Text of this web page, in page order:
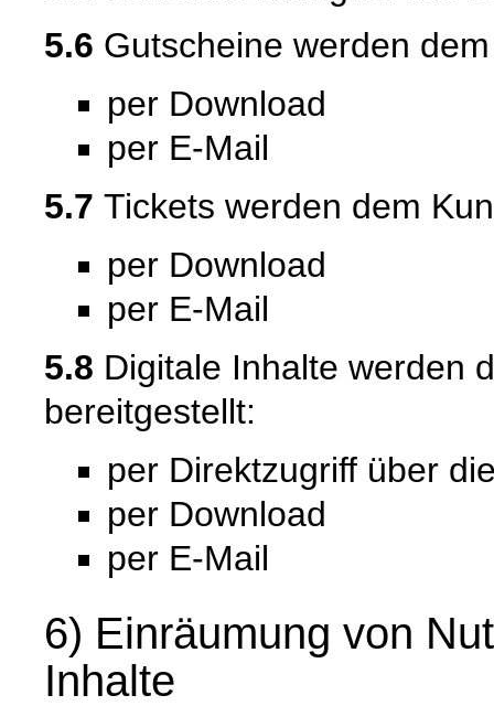
5.6 Gutscheine werden
per Download
per E-Mail
5.7 Tickets werden dem
per Download
per E-Mail
5.8 Digitale Inhalte werden
bereitgestellt:
per Direktzugriff über
per Download
per E-Mail
6) Einräumung von
Inhalte